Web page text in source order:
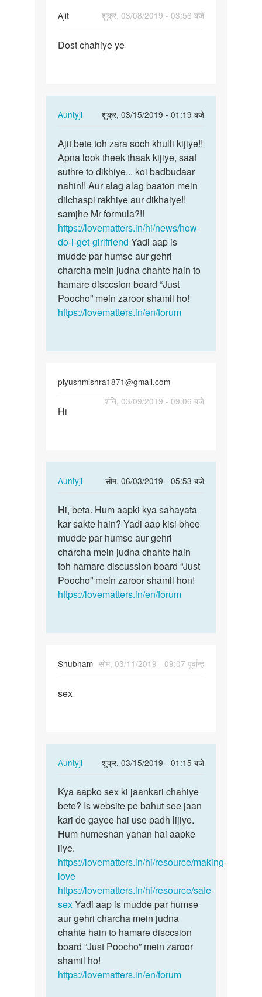
Ajit
शुक्र, 03/08/2019 - 03:56 बजे
Dost
Dost chahiye ye
Auntyji
शुक्र, 03/15/2019 - 01:19 बजे
In
to
Dost
chahiye
ye
by
Ajit
Ajit
bete
toh
zara
soch…
Ajit bete toh zara soch khulli kijiye!!
Apna look theek thaak kijiye, saaf
suthre to dikhiye... koi badbudaar
nahin!! Aur alag alag baaton mein
dilchaspi rakhiye aur dikhaiye!!
samjhe Mr formula?!!
https://lovematters.in/hi/news/how-
do-i-get-girlfriend Yadi aap is
mudde par humse aur gehri
charcha mein judna chahte hain to
hamare disccsion board “Just
Poocho” mein zaroor shamil ho!
https://lovematters.in/en/forum
piyushmishra1871@gmail.com
शनि, 03/09/2019 - 09:06 बजे
Hi
Hi
Auntyji
सोम, 06/03/2019 - 05:53 बजे
In
to
Hi
by
piyushmishra1871@gmail.com
Hi,
beta.
Hum
aapki
kya…
Hi, beta. Hum aapki kya sahayata
kar sakte hain? Yadi aap kisi bhee
mudde par humse aur gehri
charcha mein judna chahte hain
toh hamare discussion board “Just
Poocho” mein zaroor shamil hon!
https://lovematters.in/en/forum
Shubham सोम, 03/11/2019 - 09:07 पूर्वान्ह
sex
sex
Auntyji
शुक्र, 03/15/2019 - 01:15 बजे
In
to
sex
by
Shubham
Kya
aapko
sex
ki
jaankari…
Kya aapko sex ki jaankari chahiye
bete? Is website pe bahut see jaan
kari de gayee hai use padh lijiye.
Hum humeshan yahan hai aapke
liye.
https://lovematters.in/hi/resource/making-
love
https://lovematters.in/hi/resource/safe-
sexYadi aap is mudde par humse
aur gehri charcha mein judna
chahte hain to hamare disccsion
board “Just Poocho” mein zaroor
shamil ho!
https://lovematters.in/en/forum